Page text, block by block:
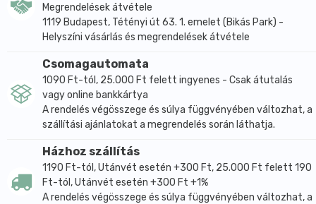
Megrendelések átvétele
1119 Budapest, Tétényi út 63. 1. emelet (Bikás Park) -
Helyszíni vásárlás és megrendelések átvétele
Csomagautomata
1090 Ft-tól, 25.000 Ft felett ingyenes - Csak átutalás
vagy online bankkártya
A rendelés végösszege és súlya függvényében változhat, a
szállítási ajánlatokat a megrendelés során láthatja.
Házhoz szállítás
1190 Ft-tól, Utánvét esetén +300 Ft, 25.000 Ft felett 190
Ft-tól, Utánvét esetén +300 Ft +1%
A rendelés végösszege és súlya függvényében változhat, a